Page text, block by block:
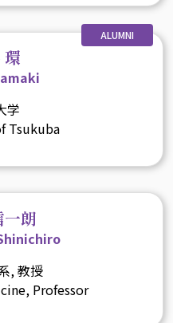
ALUMNI
環
学
Tsukuba
一朗
, 教授
Professor